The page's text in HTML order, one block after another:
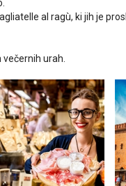
al ragù, ki jih je
urah.